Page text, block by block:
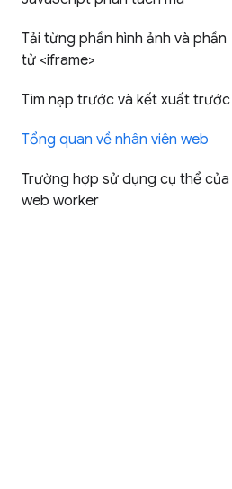
Tải từng phần hình ảnh và phần
tử <iframe>
Tìm nạp trước và kết xuất trước
Tổng quan về nhân viên web
Trường hợp sử dụng cụ thể của
web worker